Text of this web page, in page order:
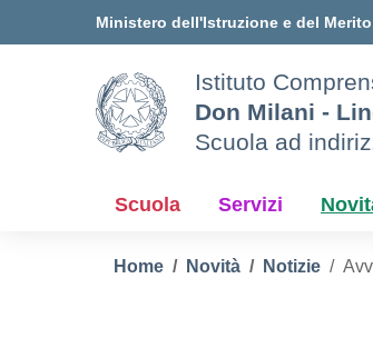
Ministero dell'Istruzione e del Merito
Istituto
Don Milani -
Scuola ad
Scuola Servizi
Home Novità Notizie